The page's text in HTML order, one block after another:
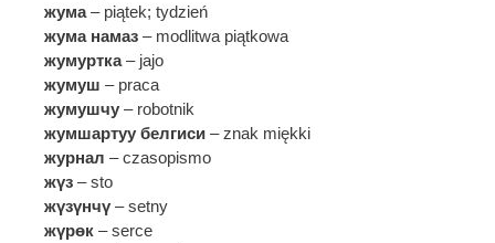
жума– piątek; tydzień
жума намаз – modlitwa piątkowa
жумуртка– jajo
жумуш – praca
жумушчу – robotnik
жумшартуу белгиси – znak miękki
журнал – czasopismo
жүз – sto
жүзүнчү – setny
жүрөк – serce